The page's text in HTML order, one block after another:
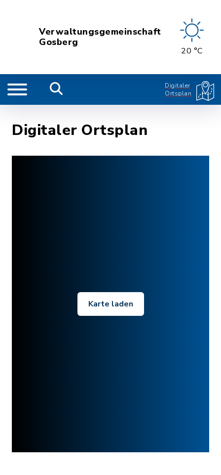
Verwaltungsgemeinschaft
Gosberg
20 °C
Digitaler
Ortsplan
Digitaler Ortsplan
Karte laden